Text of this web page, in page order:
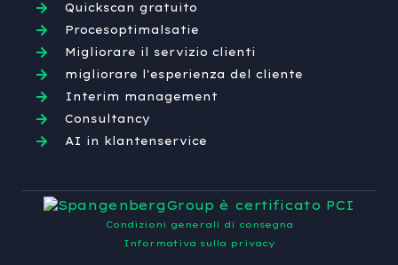
Quickscan gratuito
Procesoptimalsatie
Migliorare il servizio clienti
migliorare l'esperienza del cliente
Interim management
Consultancy
AI in klantenservice
Condizioni generali di consegna
Informativa sulla privacy